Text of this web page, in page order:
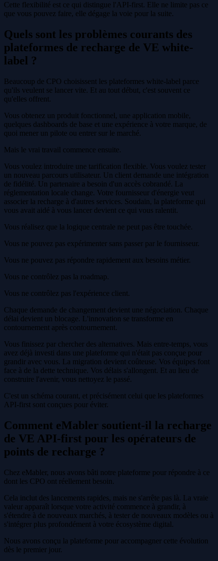
Cette flexibilité est ce qui distingue l'API-first. Elle ne limite pas ce
que vous pouvez faire, elle dégage la voie pour la suite.
Quels sont les problèmes courants des
plateformes de recharge de VE white-
label ?
Beaucoup de CPO choisissent les plateformes white-label parce
qu'ils veulent se lancer vite. Et au tout début, c'est souvent ce
qu'elles offrent.
Vous obtenez un produit fonctionnel, une application mobile,
quelques dashboards de base et une expérience à votre marque, de
quoi mener un pilote ou entrer sur le marché.
Mais le vrai travail commence ensuite.
Vous voulez introduire une tarification flexible. Vous voulez tester
un nouveau parcours utilisateur. Un client demande une intégration
de fidélité. Un partenaire a besoin d'un accès cobrandé. La
réglementation locale change. Votre fournisseur d'énergie veut
associer la recharge à d'autres services. Soudain, la plateforme qui
vous avait aidé à vous lancer devient ce qui vous ralentit.
Vous réalisez que la logique centrale ne peut pas être touchée.
Vous ne pouvez pas expérimenter sans passer par le fournisseur.
Vous ne pouvez pas répondre rapidement aux besoins métier.
Vous ne contrôlez pas la roadmap.
Vous ne contrôlez pas l'expérience client.
Chaque demande de changement devient une négociation. Chaque
délai devient un blocage. L'innovation se transforme en
contournement après contournement.
Vous finissez par chercher des alternatives. Mais entre-temps, vous
avez déjà investi dans une plateforme qui n'était pas conçue pour
grandir avec vous. La migration devient coûteuse. Vos équipes font
face à de la dette technique. Vos délais s'allongent. Et au lieu de
construire l'avenir, vous nettoyez le passé.
C'est un schéma courant, et précisément celui que les plateformes
API-first sont conçues pour éviter.
Comment eMabler soutient-il la recharge
de VE API-first pour les opérateurs de
points de recharge ?
Chez eMabler, nous avons bâti notre plateforme pour répondre à ce
dont les CPO ont réellement besoin.
Cela inclut des lancements rapides, mais ne s'arrête pas là. La vraie
valeur apparaît lorsque votre activité commence à grandir, à
s'étendre à de nouveaux marchés, à tester de nouveaux modèles ou à
s'intégrer plus profondément à votre écosystème digital.
Nous avons conçu la plateforme pour accompagner cette évolution
dès le premier jour.